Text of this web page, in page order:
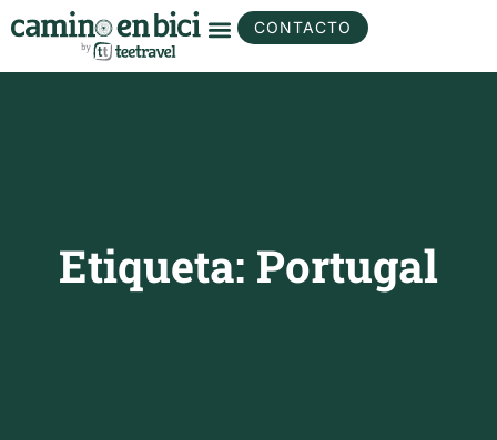
CONTACTO
Etiqueta: Portugal